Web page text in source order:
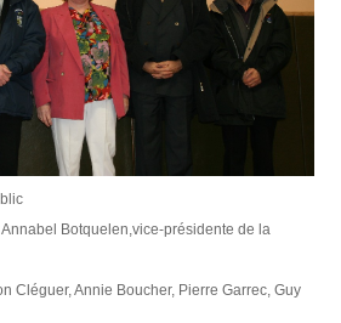
Botquelen,vice-présidente de la
Cléguer, Annie Boucher, Pierre Garrec, Guy